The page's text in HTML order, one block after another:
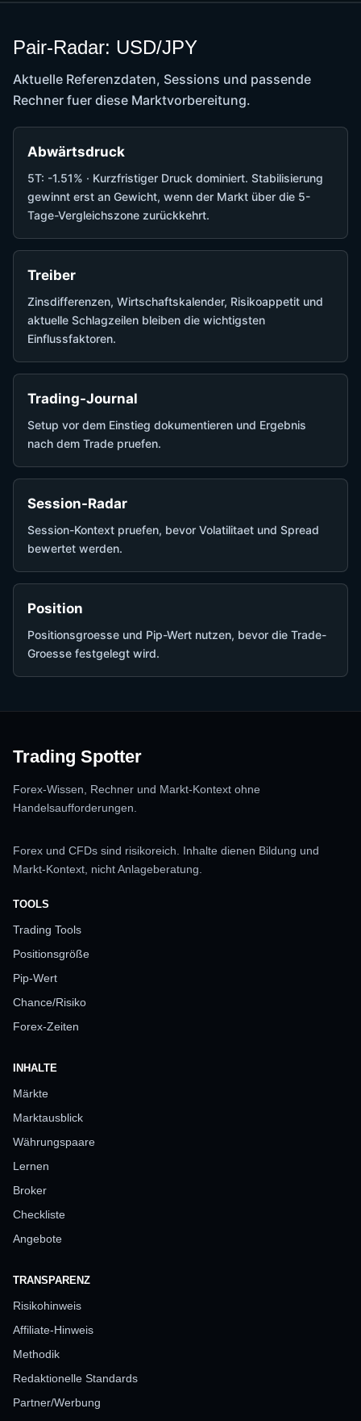
Pair-Radar: USD/JPY
Aktuelle Referenzdaten, Sessions und passende
Rechner fuer diese Marktvorbereitung.
Abwärtsdruck
5T: -1.51% · Kurzfristiger Druck dominiert. Stabilisierung
gewinnt erst an Gewicht, wenn der Markt über die 5-
Tage-Vergleichszone zurückkehrt.
Treiber
Zinsdifferenzen, Wirtschaftskalender, Risikoappetit und
aktuelle Schlagzeilen bleiben die wichtigsten
Einflussfaktoren.
Trading-Journal
Setup vor dem Einstieg dokumentieren und Ergebnis
nach dem Trade pruefen.
Session-Radar
Session-Kontext pruefen, bevor Volatilitaet und Spread
bewertet werden.
Position
Positionsgroesse und Pip-Wert nutzen, bevor die Trade-
Groesse festgelegt wird.
Trading Spotter
Forex-Wissen, Rechner und Markt-Kontext ohne
Handelsaufforderungen.
Forex und CFDs sind risikoreich. Inhalte dienen Bildung und
Markt-Kontext, nicht Anlageberatung.
TOOLS
Trading Tools
Positionsgröße
Pip-Wert
Chance/Risiko
Forex-Zeiten
INHALTE
Märkte
Marktausblick
Währungspaare
Lernen
Broker
Checkliste
Angebote
TRANSPARENZ
Risikohinweis
Affiliate-Hinweis
Methodik
Redaktionelle Standards
Partner/Werbung